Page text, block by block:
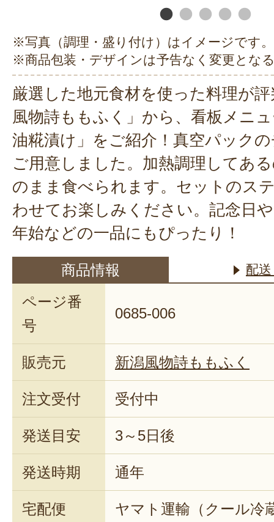
※写真（調理・盛り付け）はイメージです。
※商品包装・デザインは予告なく変更とな
厳選した地元食材を使った料理が
風物詩ももふく」から、看板メニ
油糀漬け」をご紹介！真空パック
ご用意しました。加熱調理してあ
のまま食べられます。セットのス
わせてお楽しみください。記念日
年始などの一品にもぴったり！
商品情報 配
ページ番
号
0685-006
販売元 新潟風物詩ももふく
注文受付 受付中
発送目安 3～5日後
発送時期 通年
宅配便 ヤマト運輸（クール冷